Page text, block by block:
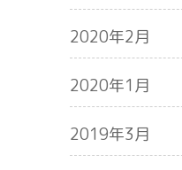
2020年2月
2020年1月
2019年3月